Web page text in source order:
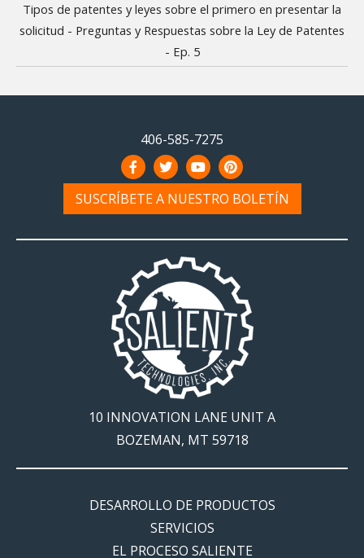
Tipos de patentes y leyes sobre el primero en presentar la
solicitud - Preguntas y Respuestas sobre la Ley de Patentes
- Ep. 5
406-585-7275
SUSCRÍBETE A NUESTRO BOLETÍN
10 INNOVATION LANE UNIT A
BOZEMAN, MT 59718
DESARROLLO DE PRODUCTOS
SERVICIOS
EL PROCESO SALIENTE